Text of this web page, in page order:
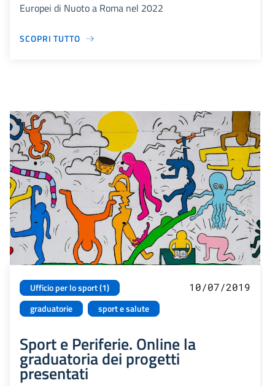
Europei di Nuoto a Roma nel 2022
SCOPRI TUTTO
Ufficio per lo sport (1)
graduatorie
sport e salute
10/07/2019
Sport e Periferie. Online la
graduatoria dei progetti
presentati